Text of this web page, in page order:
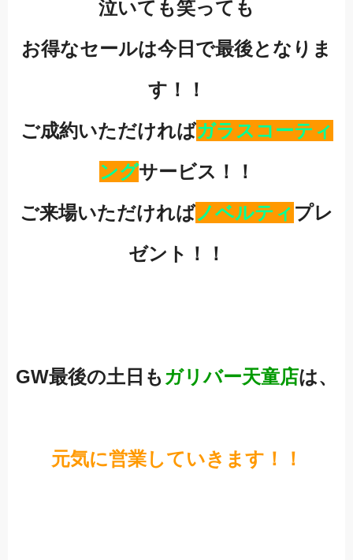
泣いても笑っても
お得なセールは今日で最後となりま
す！！
ご成約いただければガラスコーティ
ングサービス！！
ご来場いただければノベルティ プレ
ゼント！！
GW最後の土日も ガリバー天童店は、
元気に営業していきます！！